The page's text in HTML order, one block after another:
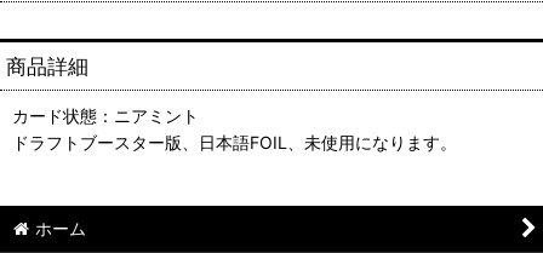
商品詳細
カード状態：ニアミント
ドラフトブースター版、日本語FOIL、未使用になります。
ホーム